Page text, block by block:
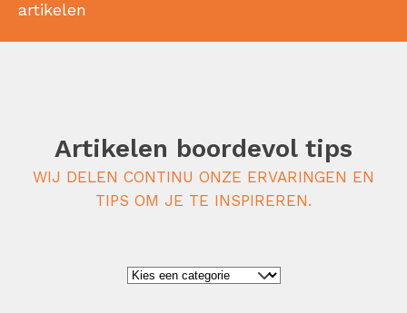
artikelen
Artikelen boordevol tips
WIJ DELEN CONTINU ONZE ERVARINGEN EN
TIPS OM JE TE INSPIREREN.